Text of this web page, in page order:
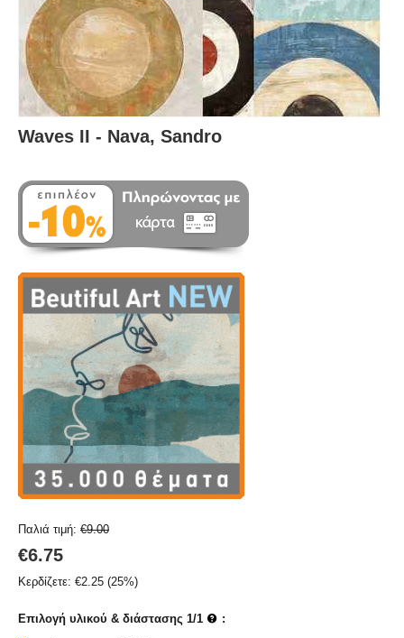
Waves II - Nava, Sandro
Παλιά τιμή: €9.00
€6.75
Κερδίζετε: €2.25 (25%)
Επιλογή υλικού & διάστασης 1/1 :